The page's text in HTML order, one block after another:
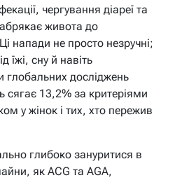
чергування діареї та
живота до
напади не просто незручні;
їжі, сну й навіть
досліджень
сягає 13,2% за критеріями
у жінок і тих, хто пережив
глибоко зануритися в
як ACG та AGA,